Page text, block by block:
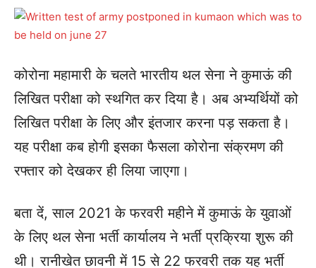
कोरोना महामारी के चलते भारतीय थल सेना ने कुमाऊं की
लिखित परीक्षा को स्थगित कर दिया है। अब अभ्यर्थियों को
लिखित परीक्षा के लिए और इंतजार करना पड़ सकता है।
यह परीक्षा कब होगी इसका फैसला कोरोना संक्रमण की
रफ्तार को देखकर ही लिया जाएगा।
बता दें, साल 2021 के फरवरी महीने में कुमाऊं के युवाओं
के लिए थल सेना भर्ती कार्यालय ने भर्ती प्रक्रिया शुरू की
थी। रानीखेत छावनी में 15 से 22 फरवरी तक यह भर्ती